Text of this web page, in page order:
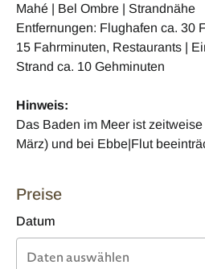
Mahé | Bel Ombre | Strandnähe
Entfernungen: Flughafen ca. 30
15 Fahrminuten, Restaurants |
Strand ca. 10 Gehminuten
Hinweis:
Das Baden im Meer ist
März) und bei Ebbe|Flut
Preise
Datum